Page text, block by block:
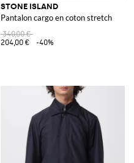
STONE ISLAND
Pantalon cargo en coton stretch
340,00 €
204,00 €
-40%